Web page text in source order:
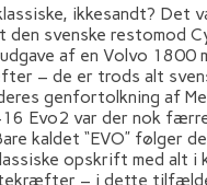
ikkesandt? Det
den svenske restomod
af en Volvo 1800
– de er trods alt
genfortolkning af
Evo2 var der nok
kaldet “EVO” følger
opskrift med alt i
– i dette